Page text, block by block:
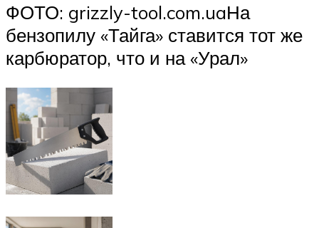
ФОТО: grizzly-tool.com.uaНа
бензопилу «Тайга» ставится тот же
карбюратор, что и на «Урал»